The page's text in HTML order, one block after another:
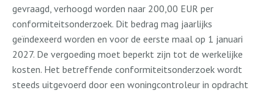
gevraagd, verhoogd worden naar 200,00 EUR per
conformiteitsonderzoek. Dit bedrag mag jaarlijks
geïndexeerd worden en voor de eerste maal op 1 januari
2027. De vergoeding moet beperkt zijn tot de werkelijke
kosten. Het betreffende conformiteitsonderzoek wordt
steeds uitgevoerd door een woningcontroleur in opdracht